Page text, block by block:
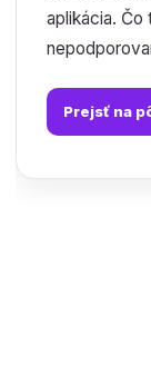
aplikácia.
Prejsť na